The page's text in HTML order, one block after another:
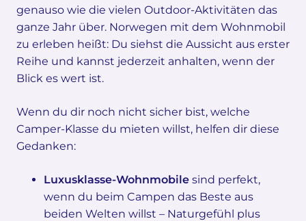
genauso wie die vielen Outdoor-Aktivitäten das
ganze Jahr über. Norwegen mit dem Wohnmobil
zu erleben heißt: Du siehst die Aussicht aus erster
Reihe und kannst jederzeit anhalten, wenn der
Blick es wert ist.
Wenn du dir noch nicht sicher bist, welche
Camper-Klasse du mieten willst, helfen dir diese
Gedanken:
Luxusklasse-Wohnmobile sind perfekt,
wenn du beim Campen das Beste aus
beiden Welten willst – Naturgefühl plus